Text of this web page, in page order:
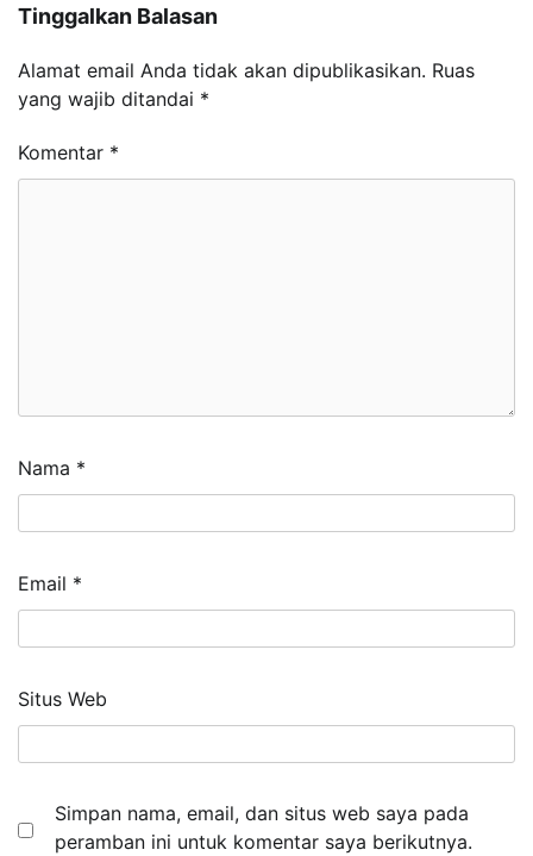
Tinggalkan Balasan
Alamat email Anda tidak akan dipublikasikan. Ruas
yang wajib ditandai *
Komentar *
Nama *
Email *
Situs Web
Simpan nama, email, dan situs web saya pada
peramban ini untuk komentar saya berikutnya.